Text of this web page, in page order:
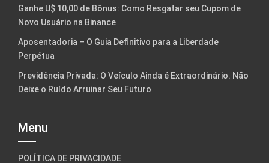
Ganhe U$ 10,00 de Bônus: Como Resgatar seu Cupom de
Novo Usuário na Binance
Aposentadoria – O Guia Definitivo para a Liberdade
Perpétua
Previdência Privada: O Veículo Ainda é Extraordinário. Não
Deixe o Ruído Arruinar Seu Futuro
Menu
POLÍTICA DE PRIVACIDADE